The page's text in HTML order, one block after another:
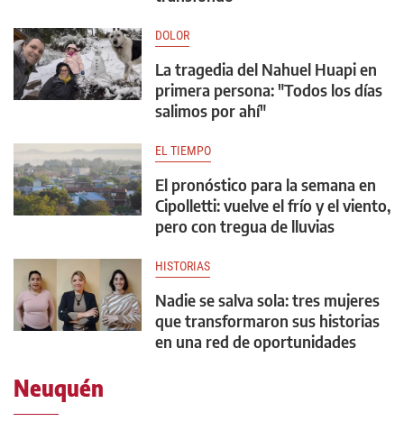
DOLOR
La tragedia del Nahuel Huapi en
primera persona: "Todos los días
salimos por ahí"
EL TIEMPO
El pronóstico para la semana en
Cipolletti: vuelve el frío y el viento,
pero con tregua de lluvias
HISTORIAS
Nadie se salva sola: tres mujeres
que transformaron sus historias
en una red de oportunidades
Neuquén